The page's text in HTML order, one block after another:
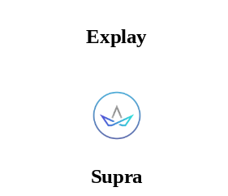
Explay
Supra